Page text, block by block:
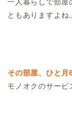
ともありますよね
その部屋、ひと
モノオクのサービ